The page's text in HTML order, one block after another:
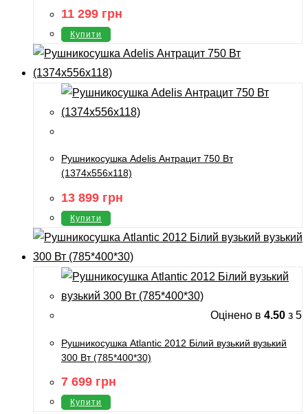
11 299 грн
Купити
Рушникосушка Adelis Антрацит 750 Вт
(1374х556х118)
13 899 грн
Купити
Оцінено в 4.50 з 5
Рушникосушка Atlantic 2012 Білий вузький вузький
300 Вт (785*400*30)
7 699 грн
Купити